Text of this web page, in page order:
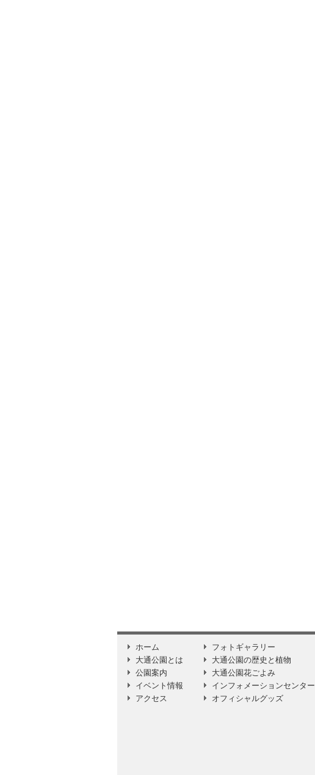
ホーム
大通公園とは
公園案内
イベント情報
アクセス
フォトギャラリー
大通公園の歴史と植物
大通公園花ごよみ
インフォメーションセンター
オフィシャルグッズ